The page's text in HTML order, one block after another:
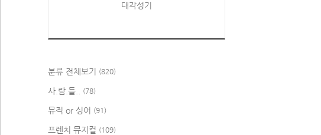
대각성기
분류 전체보기 (820)
사.람.들.. (78)
뮤직 or 싱어 (91)
프렌치 뮤지컬 (109)